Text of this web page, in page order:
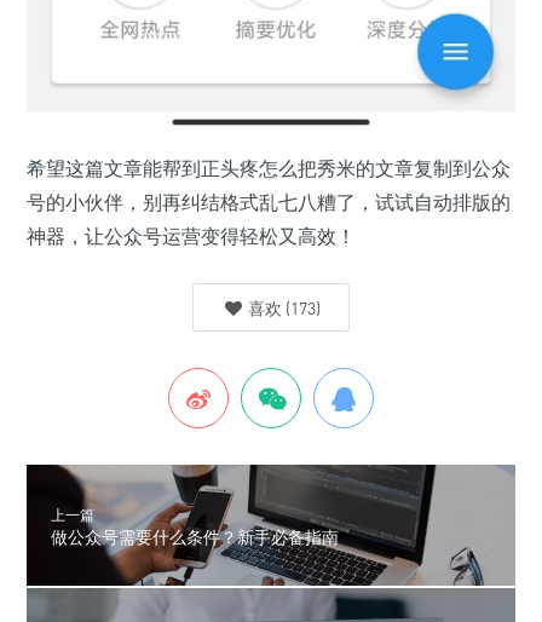
希望这篇文章能帮到正头疼怎么把秀米的文章复制到公众
号的小伙伴，别再纠结格式乱七八糟了，试试自动排版的
神器，让公众号运营变得轻松又高效！
喜欢 (173)
上一篇
做公众号需要什么条件？新手必备指南